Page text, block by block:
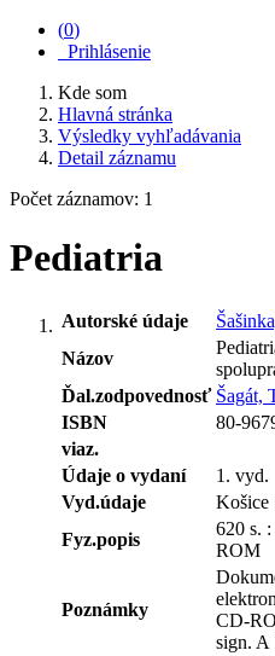
(0)
Prihlásenie
Kde som
Hlavná stránka
Výsledky vyhľadávania
Detail záznamu
Počet záznamov: 1
Pediatria
Autorské údaje
Názov
Ďal.zodpovednosť Šagát,
ISBN
80-
viaz.
Údaje o vydaní
1. vyd.
Vyd.údaje
Košice
Fyz.popis
620 s.
ROM
Poznámky
CD-
sign. A